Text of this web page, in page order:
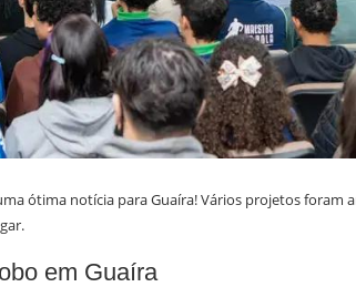
ótima notícia para Guaíra! Vários projetos foram
em Guaíra